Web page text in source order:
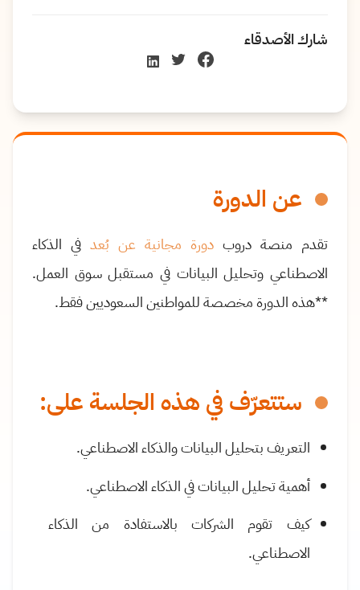
عن الدورة
تقدم منصة دروب دورة مجانية عن بُعد في الذكاء
الاصطناعي وتحليل البيانات في مستقبل سوق العمل.
**هذه الدورة مخصصة للمواطنين السعوديين فقط.
ستتعرّف في هذه الجلسة على:
التعريف بتحليل البيانات والذكاء الاصطناعي.
أهمية تحليل البيانات في الذكاء الاصطناعي.
كيف تقوم الشركات بالاستفادة من الذكاء
الاصطناعي.
شارك الأصدقاء